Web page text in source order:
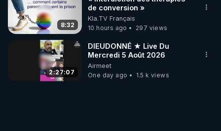
8:32
de conversion »
Kla.TV Français
10 hours ago
297 views
2:27:07
DIEUDONNÉ ★ Live Du
Mercredi 5 Août 2026
Airmeet
One day ago
1.5 k views